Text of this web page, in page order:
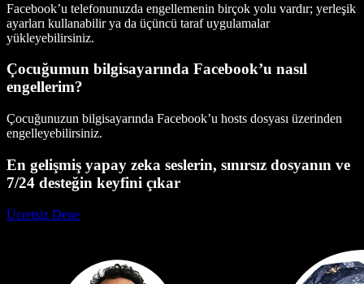
Facebook’u telefonunuzda engellemenin birçok yolu vardır; yerleşik
ayarları kullanabilir ya da üçüncü taraf uygulamalar
yükleyebilirsiniz.
Çocuğumun bilgisayarında Facebook’u nasıl
engellerim?
Çocuğunuzun bilgisayarında Facebook’u hosts dosyası üzerinden
engelleyebilirsiniz.
En gelişmiş yapay zeka seslerin, sınırsız dosyanın ve
7/24 desteğin keyfini çıkar
Ücretsiz Dene